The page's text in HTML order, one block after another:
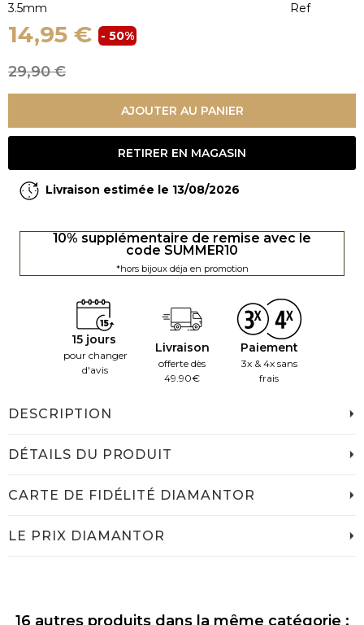
3.5mm
Ref
14,95 € - 50%
29,90 €
AJOUTER AU PANIER
RETIRER EN MAGASIN
Livraison estimée le 13/08/2026
10% supplémentaire de remise avec le
code SUMMER10
*hors bijoux déja en promotion
15 jours
pour changer
d'avis
Livraison
offerte dès
49.90€
Paiement
3x & 4x sans
frais
DESCRIPTION
DÉTAILS DU PRODUIT
CARTE DE FIDÉLITÉ DIAMANTOR
LE PRIX DIAMANTOR
16 autres produits dans la même catégorie :